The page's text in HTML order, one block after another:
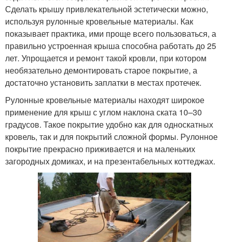
Сделать крышу привлекательной эстетически можно,
используя рулонные кровельные материалы. Как
показывает практика, ими проще всего пользоваться, а
правильно устроенная крыша способна работать до 25
лет. Упрощается и ремонт такой кровли, при котором
необязательно демонтировать старое покрытие, а
достаточно установить заплатки в местах протечек.
Рулонные кровельные материалы находят широкое
применение для крыш с углом наклона ската 10–30
градусов. Такое покрытие удобно как для односкатных
кровель, так и для покрытий сложной формы. Рулонное
покрытие прекрасно приживается и на маленьких
загородных домиках, и на презентабельных коттеджах.